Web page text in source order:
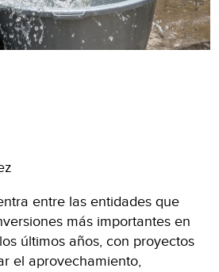
entre las entidades que
más importantes en
últimos años, con proyectos
el aprovechamiento,